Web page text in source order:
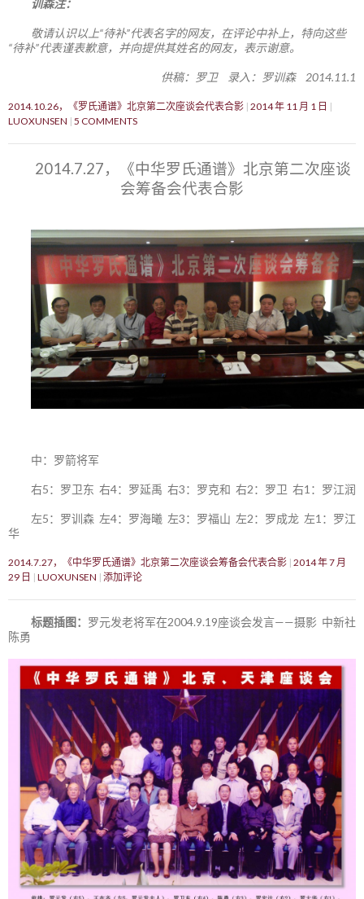
训森注：
敬请认识以上“待补”代表名字的网友，在评论中补上，特向这些
“待补”代表谨表歉意，并向提供其姓名的网友，表示谢意。
供稿：罗卫 录入：罗训森 2014.11.1
2014.10.26，《罗氏通谱》北京第二次座谈会代表合影 2014 年 11 月 1 日
LUOXUNSEN 5 COMMENTS
2014.7.27，《中华罗氏通谱》北京第二次座谈
会筹备会代表合影
中：罗箭将军
右5：罗卫东 右4：罗延禹 右3：罗克和 右2：罗卫 右1：罗江润
左5：罗训森 左4：罗海曦 左3：罗福山 左2：罗成龙 左1：罗江
华
2014.7.27，《中华罗氏通谱》北京第二次座谈会筹备会代表合影 2014 年 7 月
29 日
LUOXUNSEN 添加评论
标题插图： 罗元发老将军在2004.9.19座谈会发言——摄影 中新社
陈勇